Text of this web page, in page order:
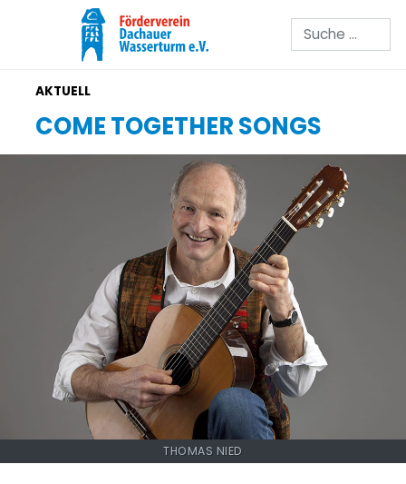
Suchen
COME TOGETHER SONGS
THOMAS NIED